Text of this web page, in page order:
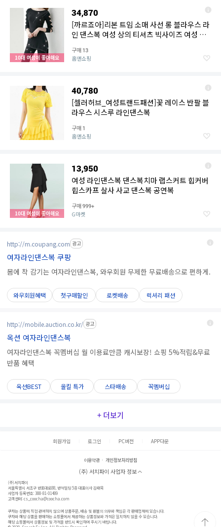
10대 여성이 좋아해요
34,870
[까르죠아]리본 트임 소매 사선 롱 블라우스 라
인 댄스복 여성 상의 티셔츠 빅사이즈 여성 미
구매 13
홈앤쇼핑
40,780
[셀러허브_여성트랜드패션]꽃 레이스 반팔 블
라우스 시스루 라인댄스복
구매 1
홈앤쇼핑
10대 여성이 좋아해요
13,950
여성 라인댄스복 댄스복치마 랩스커트 힙커버
힙스카프 살사 사교 댄스복 공연복
구매999+
G마켓
http://m.coupang.com 광고
여자라인댄스복 쿠팡
몸에 착 감기는 여자라인댄스복, 와우회원 무제한 무료배송으로 편하게.
와우회원혜택 첫구매할인 로켓배송 럭셔리 패션
http://mobile.auction.co.kr/ 광고
옥션 여자라인댄스복
여자라인댄스복 꼭멤버십 월 이용료만큼 캐시보장! 쇼핑 5%적립&무료
반품 혜택
옥션BEST 올킬 특가 스타배송 꼭멤버십
+ 더보기
회원가입 로그인 PC버전 APP다운
이용약관 개인정보처리방침
(주) 서치파이 사업자 정보
(주)서치파이
서울특별시 서초구 반포대로88, 반석빌딩 5층 대표이사 김태묵
사업자 등록번호: 388-81-01489
고객센터:cs_coocha@coocha.com
쿠차는 상품에 직접 관여하지 않으며 상품주문, 배송 및 환불의 의무와 책임은 각 판매업체에 있습니다.
쿠차와 해당 상품을 판매하는 쇼핑몰에서 제공하는 상품정보와 가격은 일치하지 않을 수 있습니다.
해당 쇼핑몰에서 상품정보 및 가격을 반드시 확인하여 주시기 바랍니다.